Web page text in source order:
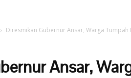
Diresmikan Gubernur Ansar, Warga
Ansar,